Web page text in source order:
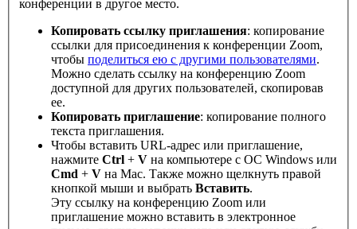
конференции в другое место.
Копировать ссылку приглашения: копирование
ссылки для присоединения к конференции Zoom,
чтобы поделиться ею с другими пользователями.
Можно сделать ссылку на конференцию Zoom
доступной для других пользователей, скопировав
ее.
Копировать приглашение: копирование полного
текста приглашения.
Чтобы вставить URL-адрес или приглашение,
нажмите Ctrl + V на компьютере с ОС Windows или
Cmd + V на Mac. Также можно щелкнуть правой
кнопкой мыши и выбрать Вставить.
Эту ссылку на конференцию Zoom или
приглашение можно вставить в электронное